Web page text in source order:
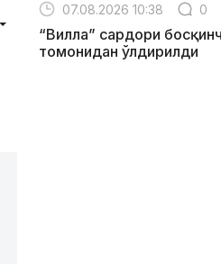
07.08.2026 10:38 0
“Вилла” сардори
томонидан ўлдирилди